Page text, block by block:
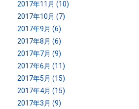
2017年11月 (10)
2017年10月 (7)
2017年9月 (6)
2017年8月 (6)
2017年7月 (9)
2017年6月 (11)
2017年5月 (15)
2017年4月 (15)
2017年3月 (9)